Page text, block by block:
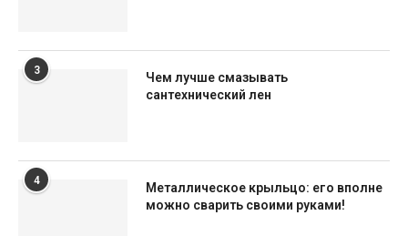
3
Чем лучше смазывать
сантехнический лен
4
Металлическое крыльцо: его вполне
можно сварить своими руками!